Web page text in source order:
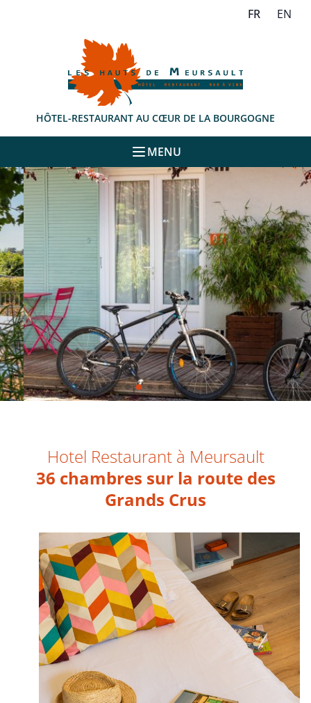
FR
FRANÇAIS
EN
HÔTEL-RESTAURANT AU CŒUR DE LA BOURGOGNE
MENU
Hotel Restaurant à Meursault
36 chambres sur la route des
Grands Crus